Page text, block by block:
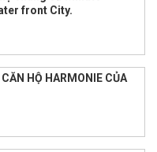
front City.
HỘ HARMONIE CỦA